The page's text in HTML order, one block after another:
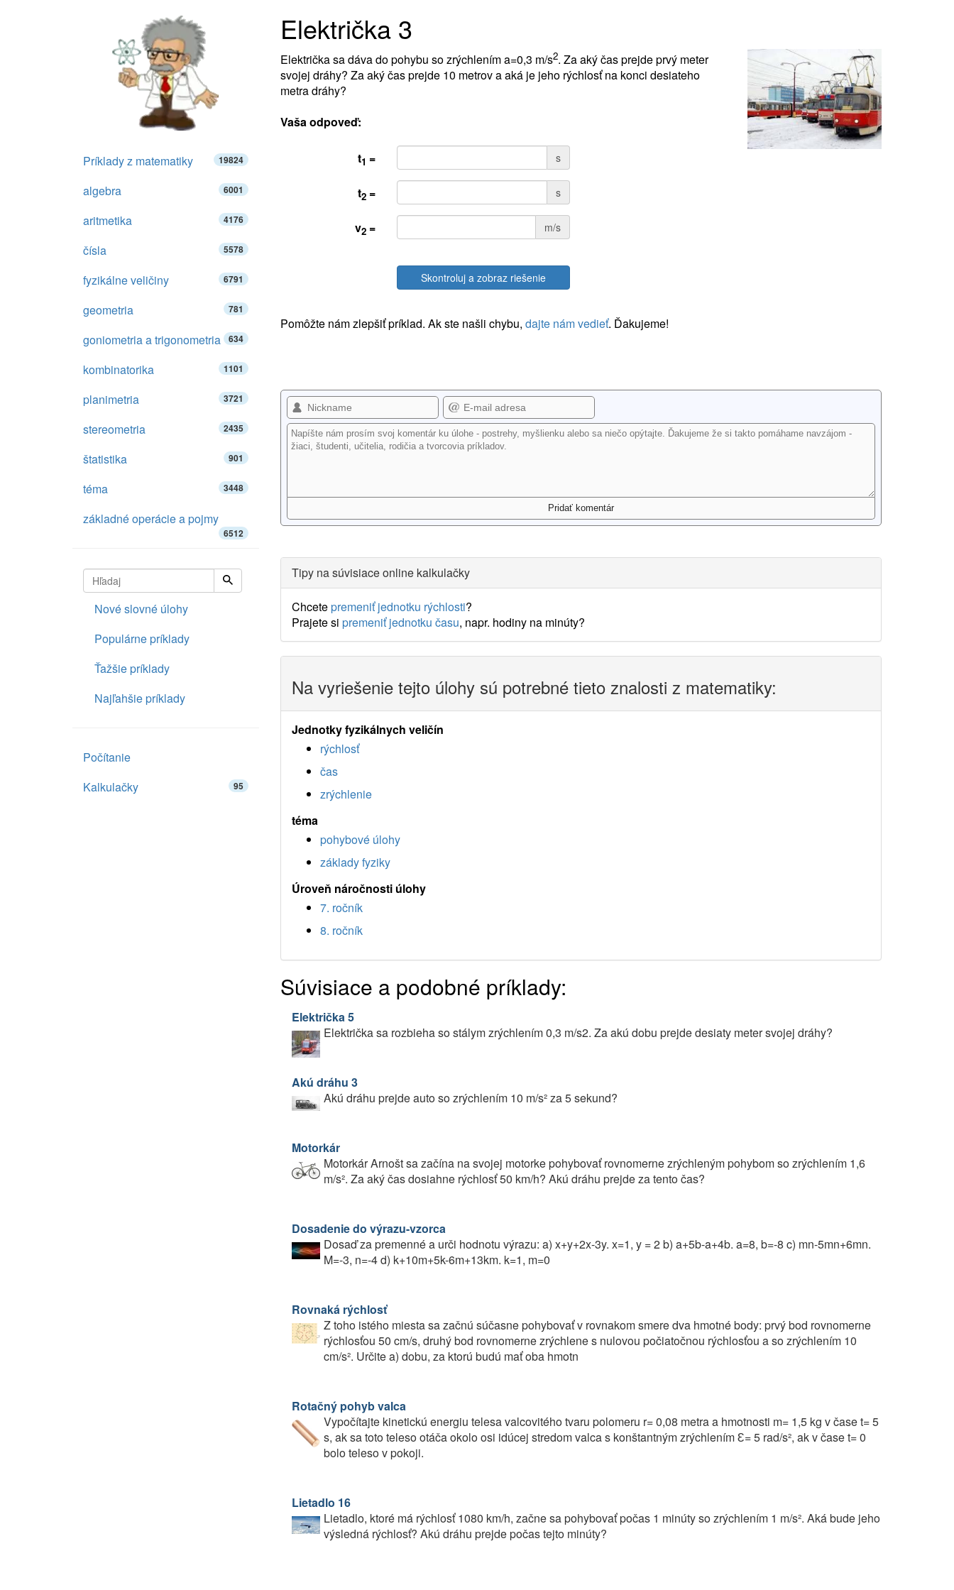
Električka 3
Električka sa dáva do pohybu so zrýchlením a=0,3 m/s2. Za aký čas prejde prvý meter
svojej dráhy? Za aký čas prejde 10 metrov a aká je jeho rýchlosť na konci desiateho
metra dráhy?
Vaša odpoveď:
t1 = s
t2 = s
v2 = m/s
Skontroluj a zobraz riešenie
Pomôžte nám zlepšiť príklad. Ak ste našli chybu, dajte nám vedieť. Ďakujeme!
Tipy na súvisiace online kalkulačky
Chcetepremeniť jednotku rýchlosti?
Prajete si premeniť jednotku času, napr. hodiny na minúty?
Na vyriešenie tejto úlohy sú potrebné tieto znalosti z matematiky:
Jednotky fyzikálnych veličín
rýchlosť
čas
zrýchlenie
téma
pohybové úlohy
základy fyziky
Úroveň náročnosti úlohy
7. ročník
8. ročník
Súvisiace a podobné príklady:
Električka 5
Električka sa rozbieha so stálym zrýchlením 0,3 m/s2. Za akú dobu prejde desiaty meter svojej dráhy?
Akú dráhu 3
Akú dráhu prejde auto so zrýchlením 10 m/s² za 5 sekund?
Motorkár
Motorkár Arnošt sa začína na svojej motorke pohybovať rovnomerne zrýchleným pohybom so zrýchlením 1,6
m/s². Za aký čas dosiahne rýchlosť 50 km/h? Akú dráhu prejde za tento čas?
Dosadenie do výrazu-vzorca
Dosaď za premenné a urči hodnotu výrazu: a) x+y+2x-3y. x=1, y = 2 b) a+5b-a+4b. a=8, b=-8 c) mn-5mn+6mn.
M=-3, n=-4 d) k+10m+5k-6m+13km. k=1, m=0
Rovnaká rýchlosť
Z toho istého miesta sa začnú súčasne pohybovať v rovnakom smere dva hmotné body: prvý bod rovnomerne
rýchlosťou 50 cm/s, druhý bod rovnomerne zrýchlene s nulovou počiatočnou rýchlosťou a so zrýchlením 10
cm/s². Určite a) dobu, za ktorú budú mať oba hmotn
Rotačný pohyb valca
Vypočítajte kinetickú energiu telesa valcovitého tvaru polomeru r= 0,08 metra a hmotnosti m= 1,5 kg v čase t= 5
s, ak sa toto teleso otáča okolo osi idúcej stredom valca s konštantným zrýchlením Ԑ= 5 rad/s², ak v čase t= 0
bolo teleso v pokoji.
Lietadlo 16
Lietadlo, ktoré má rýchlosť 1080 km/h, začne sa pohybovať počas 1 minúty so zrýchlením 1 m/s². Aká bude jeho
výsledná rýchlosť? Akú dráhu prejde počas tejto minúty?
Príklady z matematiky 19824
algebra 6001
aritmetika 4176
čísla 5578
fyzikálne veličiny 6791
geometria 781
goniometria a trigonometria 634
kombinatorika 1101
planimetria 3721
stereometria 2435
štatistika 901
téma 3448
základné operácie a pojmy
6512
Nové slovné úlohy
Populárne príklady
Ťažšie príklady
Najľahšie príklady
Počítanie
Kalkulačky
95